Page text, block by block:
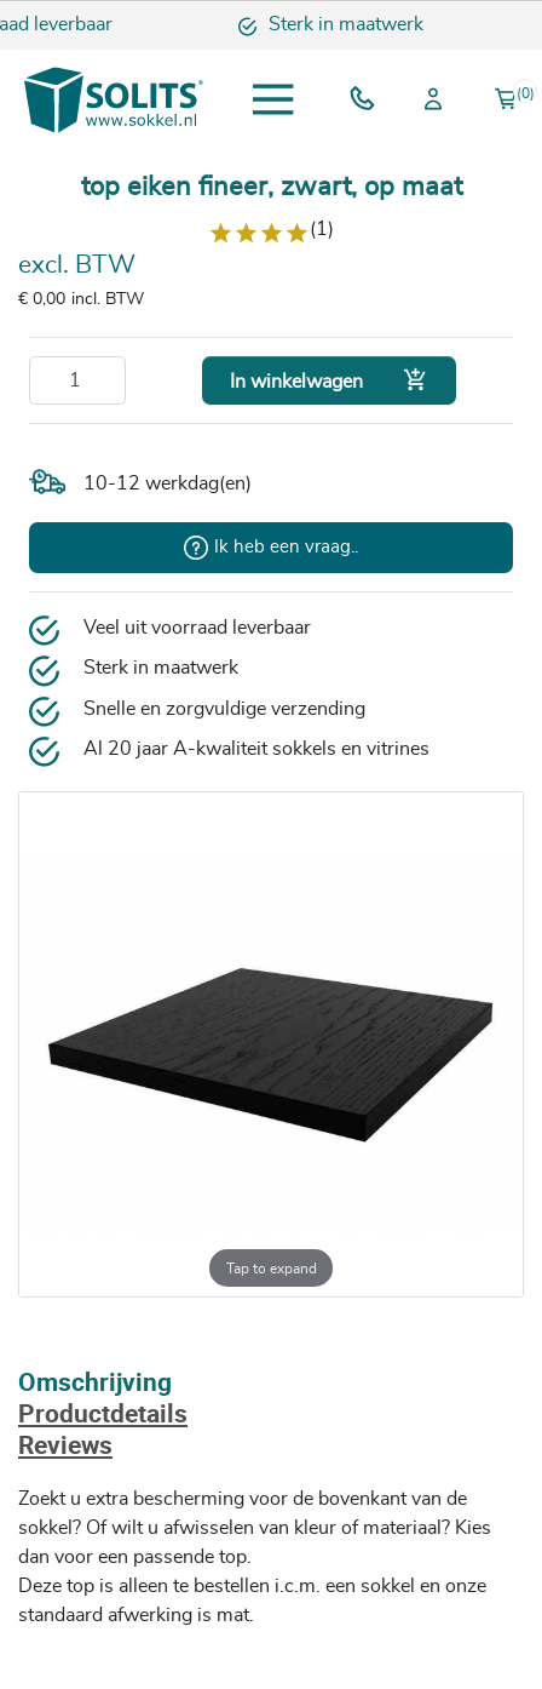
leverbaar Sterk in maatwerk
(0)
Tap to expand
top eiken fineer, zwart, op maat
(1)
excl. BTW
€ 0,00 incl. BTW
In winkelwagen 
10-12 werkdag(en)
Ik heb een vraag..
Veel uit voorraad leverbaar
Sterk in maatwerk
Snelle en zorgvuldige verzending
Al 20 jaar A-kwaliteit sokkels en vitrines
Omschrijving
Productdetails
Reviews
Zoekt u extra bescherming voor de bovenkant van de
sokkel? Of wilt u afwisselen van kleur of materiaal? Kies
dan voor een passende top.
Deze top is alleen te bestellen i.c.m. een sokkel en onze
standaard afwerking is mat.